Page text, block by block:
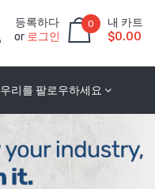
등록하다
or 로그인
0
내 카트
$0.00
우리를 팔로우하세요